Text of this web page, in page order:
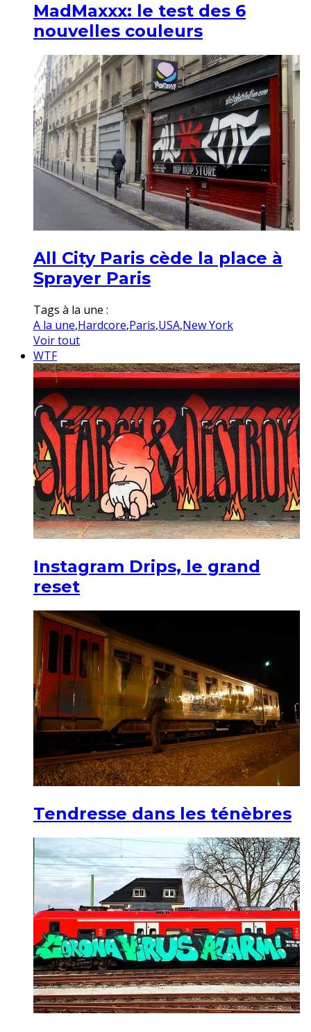
MadMaxxx: le test des 6
nouvelles couleurs
All City Paris cède la place à
Sprayer Paris
Tags à la une :
A la une,Hardcore,Paris,USA,New York
Voir tout
WTF
Instagram Drips, le grand
reset
Tendresse dans les ténèbres